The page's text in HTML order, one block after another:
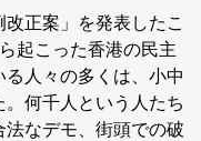
正案」を発表したこ
起こった香港の民主
人々の多くは、小中
何千人という人たち
なデモ、街頭での破